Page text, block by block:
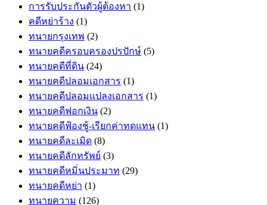
การรับประกันตัวผู้ต้องหา (1)
คดีหย่าร้าง (1)
ทนายกรุงเทพ (2)
ทนายคดีครอบครองปรปักษ์ (5)
ทนายคดีที่ดิน (24)
ทนายคดีปลอมเอกสาร (1)
ทนายคดีปลอมแปลงเอกสาร (1)
ทนายคดีฟอกเงิน (2)
ทนายคดีฟ้องชู้-เรียกค่าทดแทน (1)
ทนายคดีละเมิด (8)
ทนายคดีลักทรัพย์ (3)
ทนายคดีหมิ่นประมาท (29)
ทนายคดีหย่า (1)
ทนายความ (126)